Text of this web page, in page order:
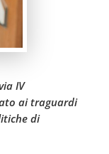
IV
ai traguardi
di